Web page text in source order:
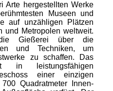
Arte hergestellten Werke
Museen und
auf unzähligen Plätzen
und Metropolen weltweit.
Gießerei über die
und Techniken, um
zu schaffen. Das
in leistungsfähigen
einer einzigen
Quadratmeter Innen-